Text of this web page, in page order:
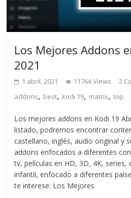
Los Mejores Addons
2021
1 abril, 2021 11764 Views 2
addons, best, kodi 19, matrix,top
Los mejores addons en Kodi 19
listado, podremos encontrar
castellano, inglés, audio original y
addons enfocados a diferentes
tv, películas en HD, 3D, 4K,
infantil, enfocado a diferentes
te interese: Los Mejores